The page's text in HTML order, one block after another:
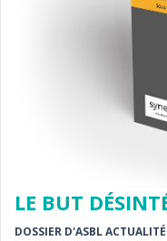
LE BUT
DOSSIER D'ASBL